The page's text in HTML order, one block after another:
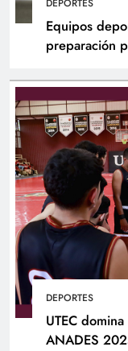
DEPORTES
Equipos
preparación
DEPORTES
UTEC
ANADES